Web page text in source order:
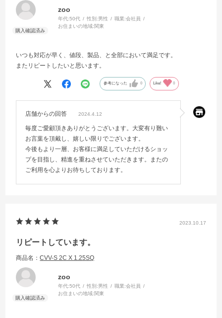
zoo
年代:50代 性別:男性 職業:会社員
お住まいの地域:関東
いつも対応が早く、値段、製品、と全部において満足です。
またリピートしたいと思います。
参考になった 0 Like! 0
店舗からの回答 2024.4.12
毎度ご愛顧頂きありがとうございます。大変有り難い
お言葉を頂戴し、嬉しい限りでございます。
今後もより一層、お客様に満足していただけるショッ
プを目指し、精進を重ねさせていただきます。またの
ご利用を心よりお待ちしております。
2023.10.17
リピートしています。
商品名：CVV-S 2C X 1.25SQ
zoo
年代:50代 性別:男性 職業:会社員
お住まいの地域:関東